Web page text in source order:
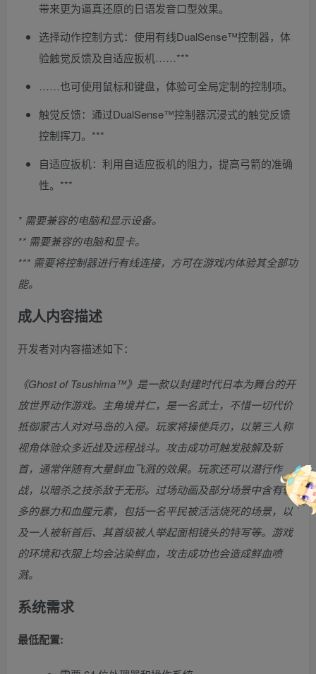
带来更为逼真还原的日语发音口型效果。
选择动作控制方式：使用有线DualSense™控制器，体
验触觉反馈及自适应扳机……***
……也可使用鼠标和键盘，体验可全局定制的控制项。
触觉反馈：通过DualSense™控制器沉浸式的触觉反馈
控制挥刀。***
自适应扳机：利用自适应扳机的阻力，提高弓箭的准确
性。***
* 需要兼容的电脑和显示设备。
** 需要兼容的电脑和显卡。
*** 需要将控制器进行有线连接，方可在游戏内体验其全部功
能。
成人内容描述
开发者对内容描述如下：
《Ghost of Tsushima™》是一款以封建时代日本为舞台的开
放世界动作游戏。主角境井仁，是一名武士，不惜一切代价
抵御蒙古人对对马岛的入侵。玩家将操使兵刃，以第三人称
视角体验众多近战及远程战斗。攻击成功可触发肢解及斩
首，通常伴随有大量鲜血飞溅的效果。玩家还可以潜行作
战，以暗杀之技杀敌于无形。过场动画及部分场景中含有较
多的暴力和血腥元素，包括一名平民被活活烧死的场景，以
及一人被斩首后、其首级被人举起面相镜头的特写等。游戏
的环境和衣服上均会沾染鲜血，攻击成功也会造成鲜血喷
溅。
系统需求
最低配置: